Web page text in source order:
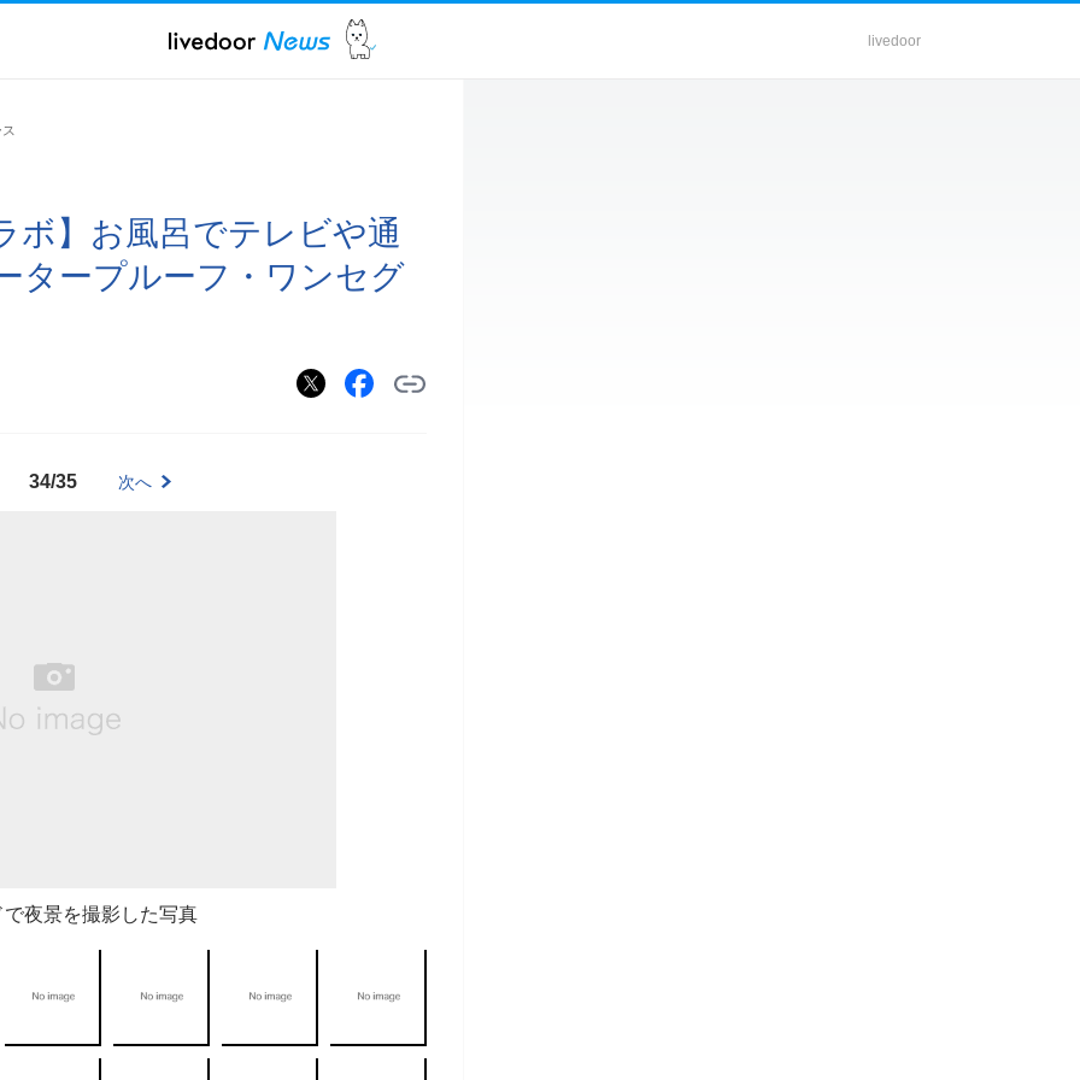
livedoor
ボ】お風呂でテレビや通
タープルーフ・ワンセグ
34/35 次へ
夜景を撮影した写真